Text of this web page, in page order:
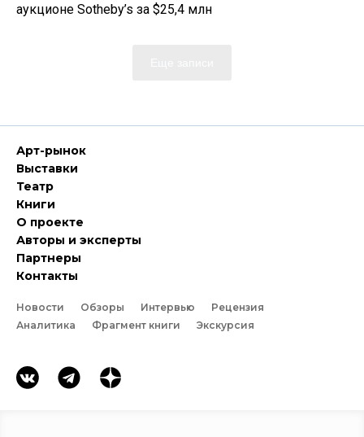
аукционе Sotheby’s за $25,4 млн
Арт-рынок
Выставки
Театр
Книги
О проекте
Авторы и эксперты
Партнеры
Контакты
Новости Обзоры Интервью
Рецензия
Аналитика
Фрагмент книги Экскурсия